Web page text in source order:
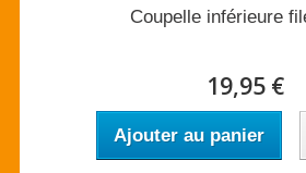
Coupelle inférieure
19,95 €
Ajouter au panier